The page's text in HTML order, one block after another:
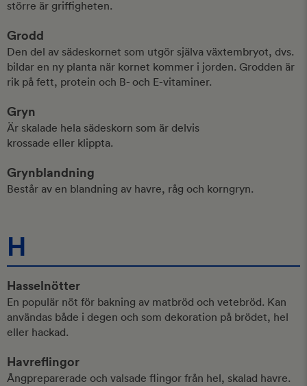
större är griffigheten.
Grodd
Den del av sädeskornet som utgör själva växtembryot, dvs.
bildar en ny planta när kornet kommer i jorden. Grodden är
rik på fett, protein och B- och E-vitaminer.
Gryn
Är skalade hela sädeskorn som är delvis
krossade eller klippta.
Grynblandning
Består av en blandning av havre, råg och korngryn.
H
Hasselnötter
En populär nöt för bakning av matbröd och vetebröd. Kan
användas både i degen och som dekoration på brödet, hel
eller hackad.
Havreflingor
Ångpreparerade och valsade flingor från hel, skalad havre.